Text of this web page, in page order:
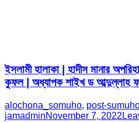
ইসলামী হালাকা | হাদীস মানার
কুফল | অধ্যাপক শাইখ ড আব্দুল্লাহ
alochona_somuho, post-
jamadminNovember 7, 2022